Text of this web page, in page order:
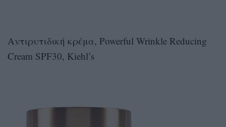
Αντιρυτιδική κρέμα, Powerful Wrinkle Reducing
Cream SPF30, Kiehl’s